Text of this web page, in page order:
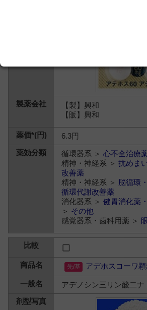
【製】興和
【販】興和
6.3円
循環器系 ＞心不全治療
精神・神経系 ＞抗めま
改善薬
精神・神経系 ＞ 脳循環
循環代謝改善薬
消化器系 ＞健胃消化薬
＞ その他
感覚器系・歯科用薬 ＞
アデホスコーワ
アデノシン三リン酸二ナ